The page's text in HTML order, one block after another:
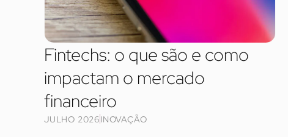
Fintechs: o que são e como
impactam o mercado
financeiro
JULHO 2026INOVAÇÃO